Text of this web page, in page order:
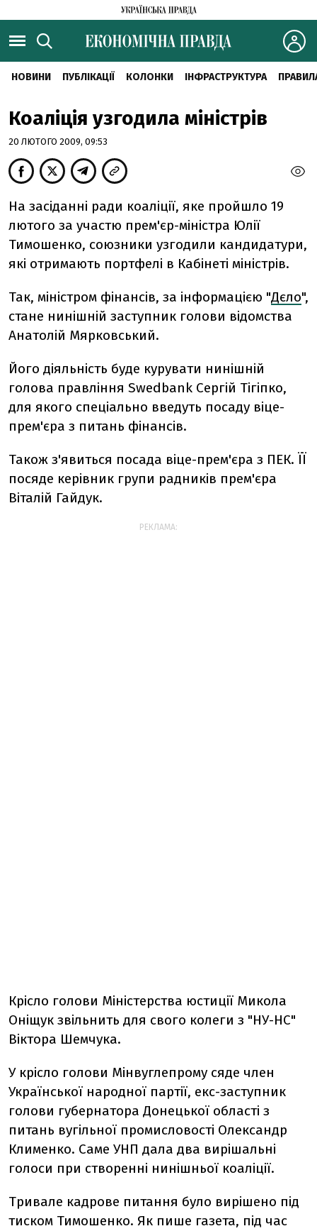
НОВИНИ ПУБЛІКАЦІЇ КОЛОНКИ ІНФРАСТРУКТУРА
Коаліція узгодила міністрів
20 ЛЮТОГО 2009, 09:53
На засіданні ради коаліції, яке пройшло 19
лютого за участю прем'єр-міністра Юлії
Тимошенко, союзники узгодили кандидатури,
які отримають портфелі в Кабінеті міністрів.
Так, міністром фінансів, за інформацією "Дєло",
стане нинішній заступник голови відомства
Анатолій Мярковський.
Його діяльність буде курувати нинішній
голова правління Swedbank Сергій Тігіпко,
для якого спеціально введуть посаду віце-
прем'єра з питань фінансів.
Також з'явиться посада віце-прем'єра з ПЕК. ЇЇ
посяде керівник групи радників прем'єра
Віталій Гайдук.
РЕКЛАМА:
Крісло голови Міністерства юстиції Микола
Оніщук звільнить для свого колеги з "НУ-НС"
Віктора Шемчука.
У крісло голови Мінвуглепрому сяде член
Української народної партії, екс-заступник
голови губернатора Донецької області з
питань вугільної промисловості Олександр
Клименко. Саме УНП дала два вирішальні
голоси при створенні нинішньої коаліції.
Тривале кадрове питання було вирішено під
тиском Тимошенко. Як пише газета, під час